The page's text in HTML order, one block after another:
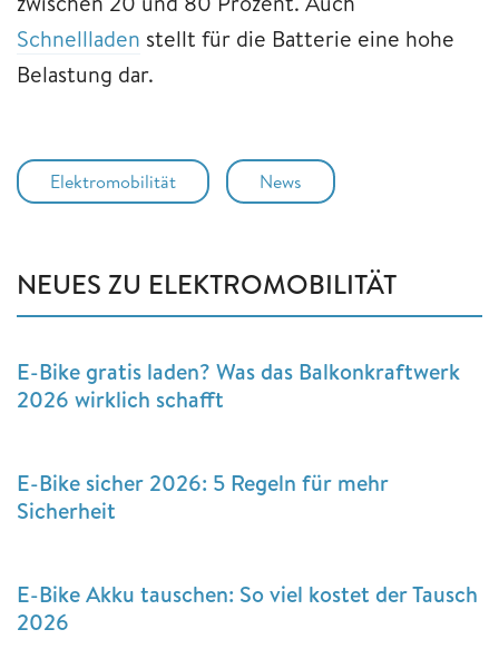
Schnellladen stellt für die Batterie eine hohe
Belastung dar.
Elektromobilität News
NEUES ZU ELEKTROMOBILITÄT
E-Bike gratis laden? Was das Balkonkraftwerk
2026 wirklich schafft
E-Bike sicher 2026: 5 Regeln für mehr
Sicherheit
E-Bike Akku tauschen: So viel kostet der Tausch
2026